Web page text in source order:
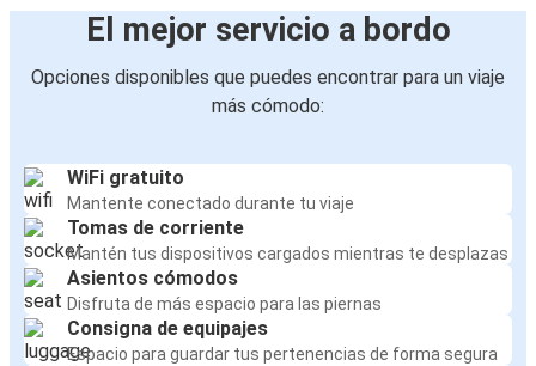
El mejor servicio a bordo
Opciones disponibles que puedes encontrar para un viaje
más cómodo:
WiFi gratuito
Mantente conectado durante tu viaje
Tomas de corriente
Mantén tus dispositivos cargados mientras te desplazas
Asientos cómodos
Disfruta de más espacio para las piernas
Consigna de equipajes
Espacio para guardar tus pertenencias de forma segura